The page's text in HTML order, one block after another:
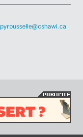
pyrousselle@cshawi.ca